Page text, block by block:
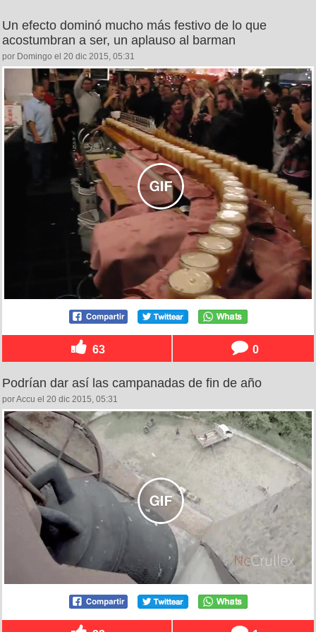
Un efecto dominó mucho más festivo de lo que
acostumbran a ser, un aplauso al barman
por Domingo el 20 dic 2015, 05:31
63 0
Podrían dar así las campanadas de fin de año
por Accu el 20 dic 2015, 05:31